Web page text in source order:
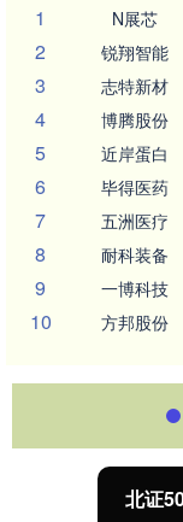
1
N展芯
2 锐翔智能
3 志特新材
4 博腾股份
5 近岸蛋白
6 毕得医药
7 五洲医疗
8 耐科装备
9 一博科技
10 方邦股份
北证50